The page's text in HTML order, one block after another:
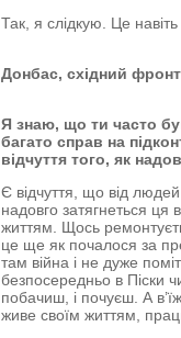
Так, я слідкую. Це
Донбас, східний
Я знаю, що ти часто
багато справ на
відчуття того, як
Є відчуття, що від
надовго затягнеться ця
життям. Щось
це ще як почалося за
там війна і не дуже
безпосередньо в Піски
побачиш, і почуєш. А
живе своїм життям,